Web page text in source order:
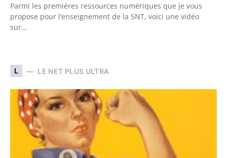
Parmi les premières ressources numériques que je vous
propose pour l’enseignement de la SNT, voici une vidéo
sur…
L LE NET PLUS ULTRA